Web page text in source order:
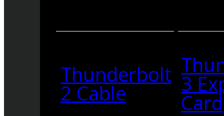
Thunderbolt
2 Cable 3
Card